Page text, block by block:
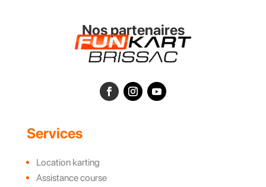
Nos partenaires
Services
Location karting
Assistance course